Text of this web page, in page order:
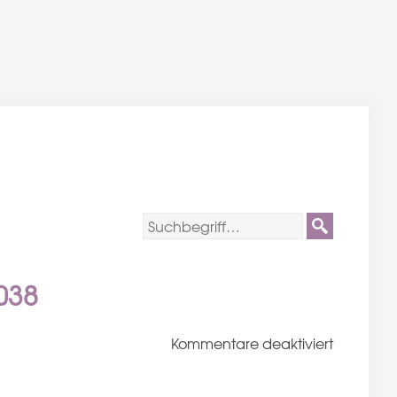
Kommentare deaktiviertfür